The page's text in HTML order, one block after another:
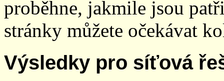
proběhne, jakmile jsou
stránky můžete očekávat
Výsledky pro síťová